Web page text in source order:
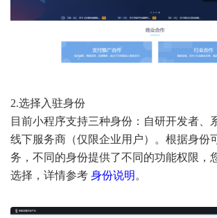
2.选择入驻身份
目前小程序支持三种身份：自研开发者、
线下服务商（仅限企业用户）。根据身份
务，不同的身份提供了不同的功能权限，
选择，详情参考 身份说明 。